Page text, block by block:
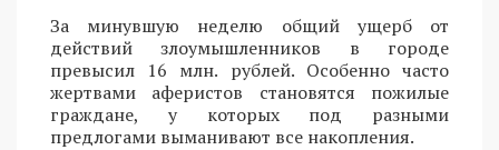
За минувшую неделю общий ущерб от
действий злоумышленников в городе
превысил 16 млн. рублей. Особенно часто
жертвами аферистов становятся пожилые
граждане, у которых под разными
предлогами выманивают все накопления.